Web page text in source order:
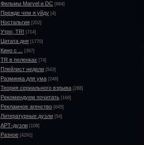
Фильмы Marvel и DC [664]
Прежде чем я уйду [4]
Ностальгия [202]
Утро, TR! [714]
Цитата дня [1770]
Кино с ... [397]
TR в пеленках [74]
Плейлист недели [543]
Разминка для ума [248]
Теория сериального взрыва [288]
Рекомендуем почитать [166]
Рекламное агенство [645]
Литературные дуэли [54]
АРТ-дуэли [108]
Разное [4291]